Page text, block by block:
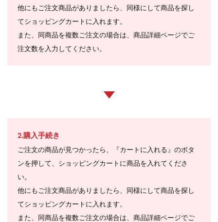
他にもご注文商品がありましたら、同様にして商品を探し
てショッピングカートに入れます。
また、同商品を複数ご注文の場合は、商品詳細ページでご
注文数を入力してください。
2.購入手続き
ご注文の商品が見つかったら、『カートに入れる』のボタ
ンを押して、ショッピングカートに商品を入れてくださ
い。
他にもご注文商品がありましたら、同様にして商品を探し
てショッピングカートに入れます。
また、同商品を複数ご注文の場合は、商品詳細ページでご